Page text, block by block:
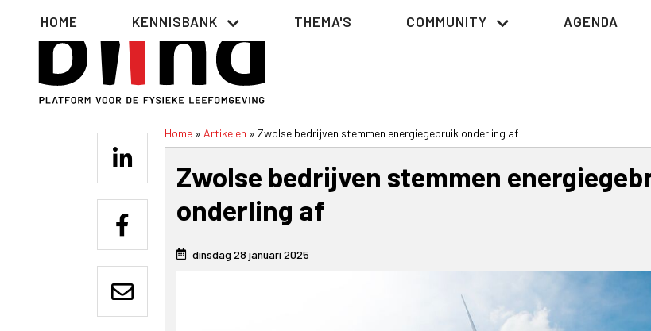
Hoofdnavigatie
HOME KENNISBANK THEMA'S COMMUNITY AGENDA
Home Artikelen Zwolse bedrijven stemmen energiegebruik onderling af
Zwolse bedrijven stemmen
onderling af
dinsdag 28 januari 2025